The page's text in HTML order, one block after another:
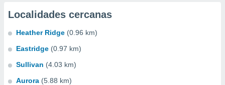
Localidades cercanas
Heather Ridge (0.96 km)
Eastridge (0.97 km)
Sullivan (4.03 km)
Aurora (5.88 km)